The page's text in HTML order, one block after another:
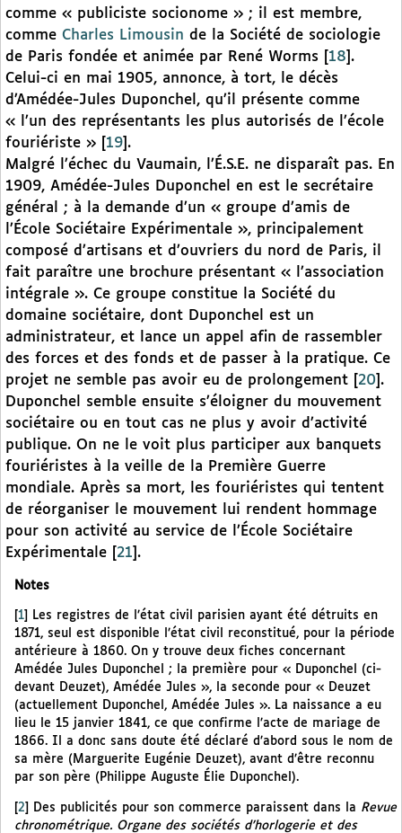
comme « publiciste socionome » ; il est membre,
comme Charles Limousin de la Société de sociologie
de Paris fondée et animée par René Worms
18 .
Celui-ci en mai 1905, annonce, à tort, le décès
d’Amédée-Jules Duponchel, qu’il présente comme
« l’un des représentants les plus autorisés de l’école
fouriériste »
19 .
Malgré l’échec du Vaumain, l’É.S.E. ne disparaît pas. En
1909, Amédée-Jules Duponchel en est le secrétaire
général ; à la demande d’un « groupe d’amis de
l’École Sociétaire Expérimentale », principalement
composé d’artisans et d’ouvriers du nord de Paris, il
fait paraître une brochure présentant « l’association
intégrale ». Ce groupe constitue la Société du
domaine sociétaire, dont Duponchel est un
administrateur, et lance un appel afin de rassembler
des forces et des fonds et de passer à la pratique. Ce
projet ne semble pas avoir eu de prolongement
20 .
Duponchel semble ensuite s’éloigner du mouvement
sociétaire ou en tout cas ne plus y avoir d’activité
publique. On ne le voit plus participer aux banquets
fouriéristes à la veille de la Première Guerre
mondiale. Après sa mort, les fouriéristes qui tentent
de réorganiser le mouvement lui rendent hommage
pour son activité au service de l’École Sociétaire
Expérimentale
21 .
Notes
1
Les registres de l’état civil parisien ayant été détruits en
1871, seul est disponible l’état civil reconstitué, pour la période
antérieure à 1860. On y trouve deux fiches concernant
Amédée Jules Duponchel ; la première pour « Duponchel (ci-
devant Deuzet), Amédée Jules », la seconde pour « Deuzet
(actuellement Duponchel, Amédée Jules ». La naissance a eu
lieu le 15 janvier 1841, ce que confirme l’acte de mariage de
1866. Il a donc sans doute été déclaré d’abord sous le nom de
sa mère (Marguerite Eugénie Deuzet), avant d’être reconnu
par son père (Philippe Auguste Élie Duponchel).
[2] Des publicités pour son commerce paraissent dans la Revue
chronométrique. Organe des sociétés d’horlogerie et des